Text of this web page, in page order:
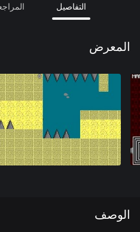
التفاصيل
المعرض
الوصف